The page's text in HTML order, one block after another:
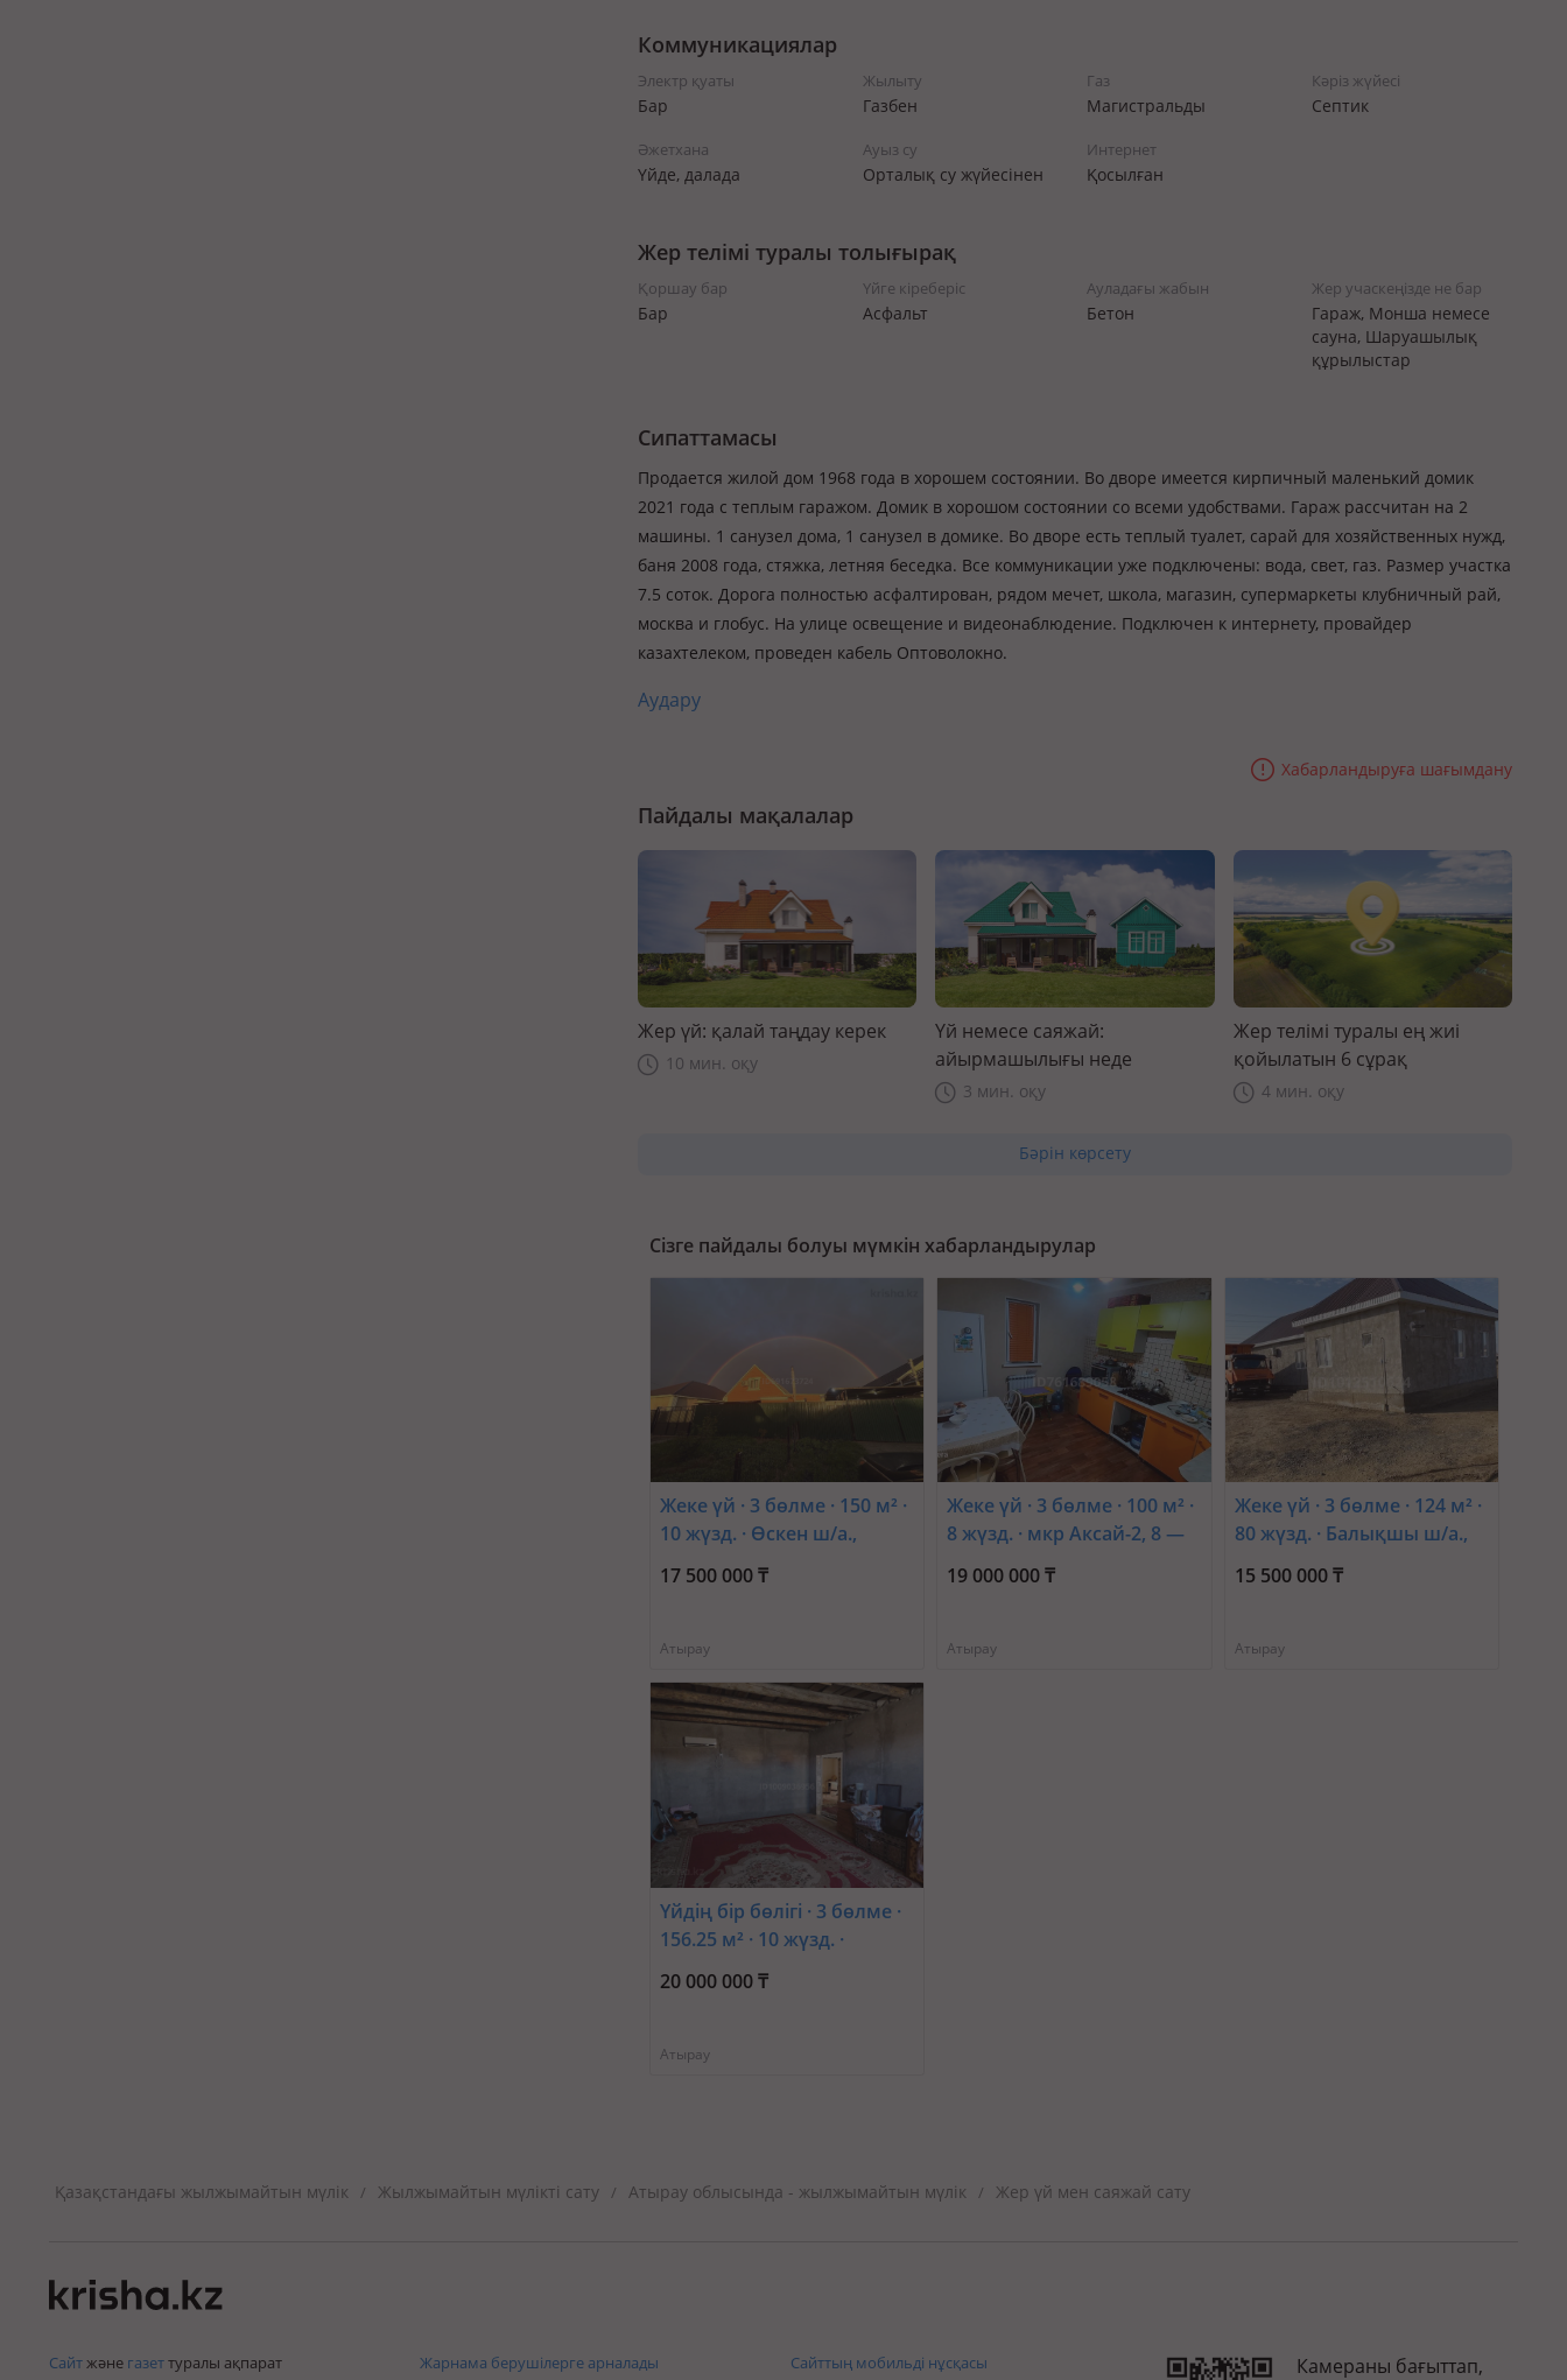
Коммуникациялар
Электр қуаты
Бар
Жылыту
Газбен
Газ
Магистральды
Кәріз жүйесі
Септик
Әжетхана
Үйде, далада
Ауыз су
Орталық су жүйесінен
Интернет
Қосылған
Жер телімі туралы толығырақ
Қоршау бар
Бар
Үйге кіреберіс
Асфальт
Ауладағы жабын
Бетон
Жер учаскеңізде не бар
Гараж, Монша немесе
сауна, Шаруашылық
құрылыстар
Сипаттамасы
Продается жилой дом 1968 года в хорошем состоянии. Во дворе имеется кирпичный маленький домик
2021 года с теплым гаражом. Домик в хорошом состоянии со всеми удобствами. Гараж рассчитан на 2
машины. 1 санузел дома, 1 санузел в домике. Во дворе есть теплый туалет, сарай для хозяйственных нужд,
баня 2008 года, стяжка, летняя беседка. Все коммуникации уже подключены: вода, свет, газ. Размер участка
7.5 соток. Дорога полностью асфалтирован, рядом мечет, школа, магазин, супермаркеты клубничный рай,
москва и глобус. На улице освещение и видеонаблюдение. Подключен к интернету, провайдер
казахтелеком, проведен кабель Оптоволокно.
Аудару
Хабарландыруға шағымдану
Пайдалы мақалалар
Жер үй: қалай таңдау керек
10 мин. оқу
Үй немесе саяжай:
айырмашылығы неде
3 мин. оқу
Жер телімі туралы ең жиі
қойылатын 6 сұрақ
4 мин. оқу
Бәрін көрсету
Сізге пайдалы болуы мүмкін хабарландырулар
Жеке үй · 3 бөлме · 150 м² ·
10 жүзд. · Өскен ш/а.,
Рыбник 472 — Магазин
Амина
17 500 000 ₸
Атырау
Жеке үй · 3 бөлме · 100 м² ·
8 жүзд. · мкр Аксай-2, 8 —
Акжар-2 ул 8
19 000 000 ₸
Атырау
Жеке үй · 3 бөлме · 124 м² ·
80 жүзд. · Балықшы ш/а.,
Таскала3 26/3
15 500 000 ₸
Атырау
Үйдің бір бөлігі · 3 бөлме ·
156.25 м² · 10 жүзд. ·
Кажымукан мунаитпасова
36 — На против почта
20 000 000 ₸
Атырау
Қазақстандағы жылжымайтын мүлік / Жылжымайтын мүлікті сату / Атырау облысында - жылжымайтын мүлік / Жер үй мен саяжай сату
Сайтжәне газеттуралы ақпарат Жарнама берушілерге арналады Сайттың мобильді нұсқасы Камераны бағыттап,